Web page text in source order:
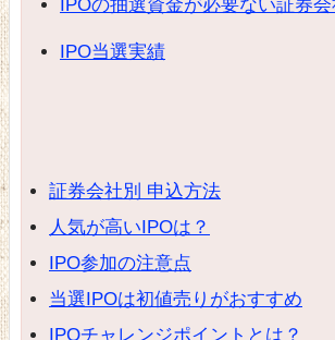
IPOの抽選資金が必要ない証券会
IPO当選実績
証券会社別 申込方法
人気が高いIPOは？
IPO参加の注意点
当選IPOは初値売りがおすすめ
IPOチャレンジポイントとは？